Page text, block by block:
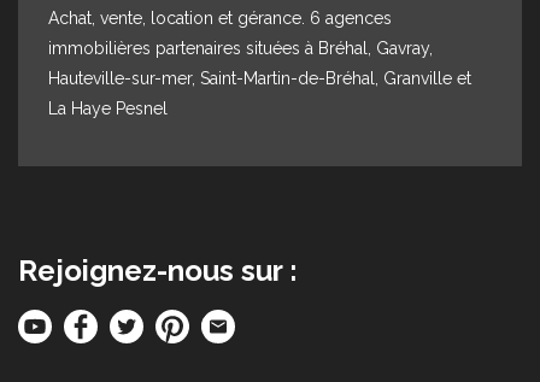
Achat, vente, location et gérance. 6 agences
immobilières partenaires situées à Bréhal, Gavray,
Hauteville-sur-mer, Saint-Martin-de-Bréhal, Granville et
La Haye Pesnel
Rejoignez-nous sur :